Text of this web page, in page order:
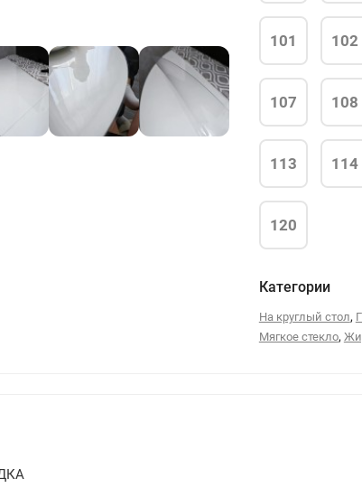
101 102
107 108
113 114
120
Категории
На круглый стол,
Мягкое стекло,